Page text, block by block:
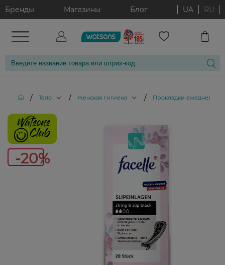
Бренды Магазины Блог UA RU
/ Тело / Женская гигиена / Прокладки ежедневные
-20%